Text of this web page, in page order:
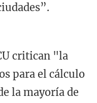
critican "la
para el cálculo
la mayoría de